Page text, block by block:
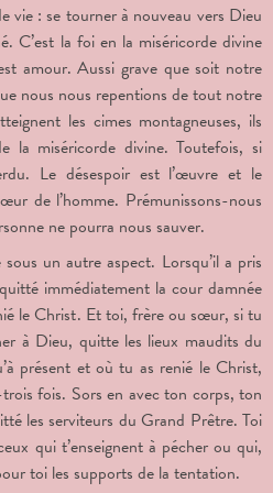
vie : se tourner à nouveau vers Dieu
C’est la foi en la miséricorde divine
amour. Aussi grave que soit notre
nous nous repentions de tout notre
les cimes montagneuses, ils
la miséricorde divine. Toutefois, si
Le désespoir est l’œuvre et le
de l’homme. Prémunissons-nous
ne pourra nous sauver.
un autre aspect. Lorsqu’il a pris
immédiatement la cour damnée
le Christ. Et toi, frère ou sœur, si tu
à Dieu, quitte les lieux maudits du
présent et où tu as renié le Christ,
fois. Sors en avec ton corps, ton
les serviteurs du Grand Prêtre. Toi
qui t’enseignent à pécher ou qui,
toi les supports de la tentation.